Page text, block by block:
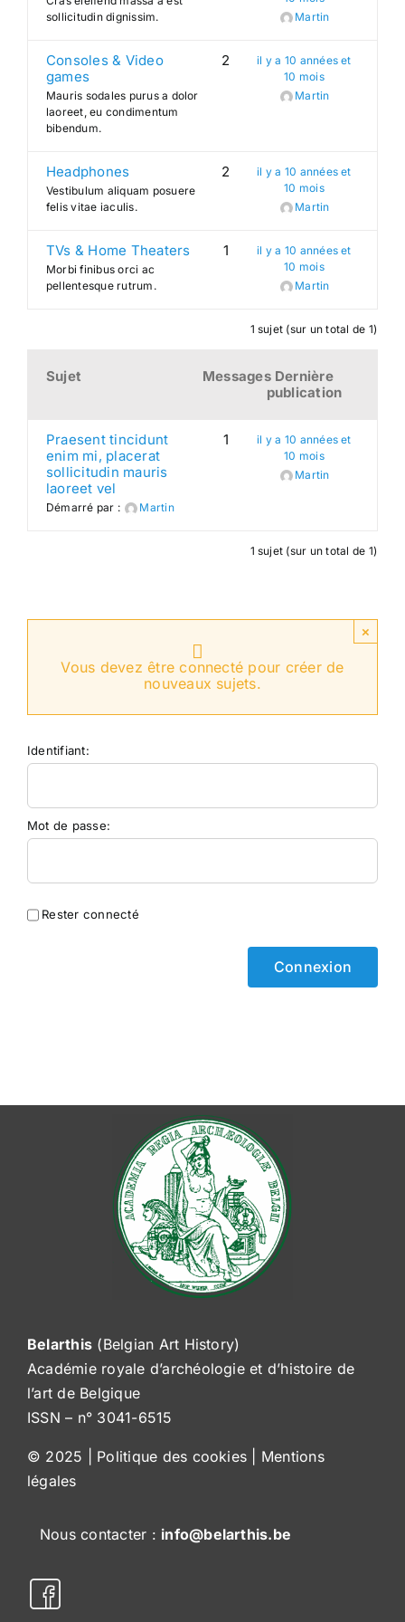
for:
sollicitudin dignissim.
Martin
Consoles & Video
games
Mauris sodales purus a dolor
laoreet, eu condimentum
bibendum.
2
il y a 10 années et
10 mois
Martin
Headphones
Vestibulum aliquam posuere
felis vitae iaculis.
2
il y a 10 années et
10 mois
Martin
TVs & Home Theaters
Morbi finibus orci ac
pellentesque rutrum.
1
il y a 10 années et
10 mois
Martin
1 sujet (sur un total de 1)
Sujet Messages Dernière
publication
Praesent tincidunt
enim mi, placerat
sollicitudin mauris
laoreet vel
Démarré par : Martin
1
il y a 10 années et
10 mois
Martin
1 sujet (sur un total de 1)
×
Vous devez être connecté pour créer de
nouveaux sujets.
Identifiant:
Mot de passe:
Rester connecté
Connexion
Belarthis (Belgian Art History)
Académie royale d’archéologie et d’histoire de
l’art de Belgique
ISSN – n° 3041-6515
© 2025 | Politique des cookies
Mentions
légales
Nous contacter : info@belarthis.be